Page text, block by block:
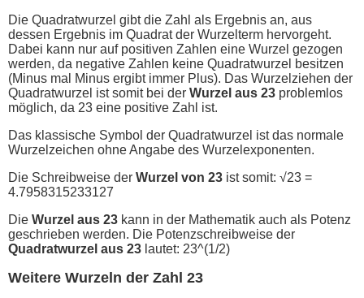
Die Quadratwurzel gibt die Zahl als Ergebnis an, aus
dessen Ergebnis im Quadrat der Wurzelterm hervorgeht.
Dabei kann nur auf positiven Zahlen eine Wurzel gezogen
werden, da negative Zahlen keine Quadratwurzel besitzen
(Minus mal Minus ergibt immer Plus). Das Wurzelziehen der
Quadratwurzel ist somit bei der Wurzel aus 23 problemlos
möglich, da 23 eine positive Zahl ist.
Das klassische Symbol der Quadratwurzel ist das normale
Wurzelzeichen ohne Angabe des Wurzelexponenten.
Die Schreibweise der Wurzel von 23 ist somit: √23 =
4.7958315233127
Die Wurzel aus 23 kann in der Mathematik auch als Potenz
geschrieben werden. Die Potenzschreibweise der
Quadratwurzel aus 23 lautet: 23^(1/2)
Weitere Wurzeln der Zahl 23